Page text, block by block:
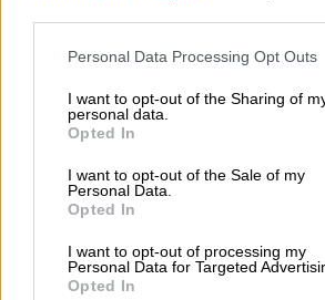
Please note that this website/app uses
not limited to your visit or usage
grant or deny consent to Google and its
use your data for below specified
consent section.
Personal Data Processing Opt Outs
I want to opt-out of the Sharing of
personal data.
Opted In
I want to opt-out of the Sale of my
Personal Data.
Opted In
I want to opt-out of processing my
Personal Data for Targeted
Opted In